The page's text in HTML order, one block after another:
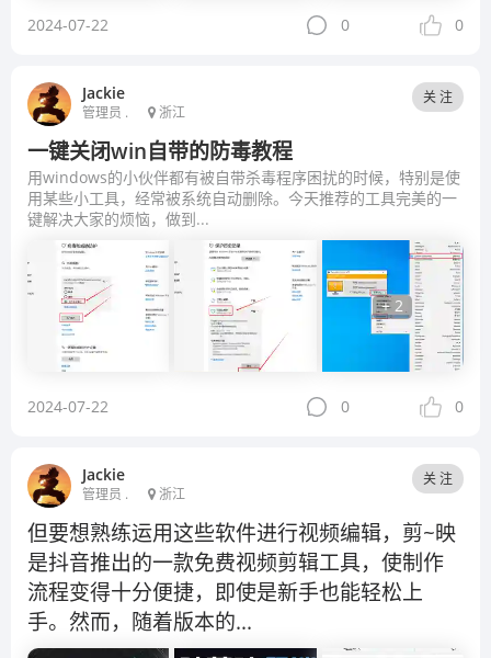
2024-07-22 0 0
Jackie
管理员 . 浙江
关 注
一键关闭win自带的防毒教程
用windows的小伙伴都有被自带杀毒程序困扰的时候，特别是使
用某些小工具，经常被系统自动删除。今天推荐的工具完美的一
键解决大家的烦恼，做到...
+ 2
2024-07-22 0 0
Jackie
管理员 . 浙江
关 注
但要想熟练运用这些软件进行视频编辑，剪~映
是抖音推出的一款免费视频剪辑工具，使制作
流程变得十分便捷，即使是新手也能轻松上
手。然而，随着版本的...